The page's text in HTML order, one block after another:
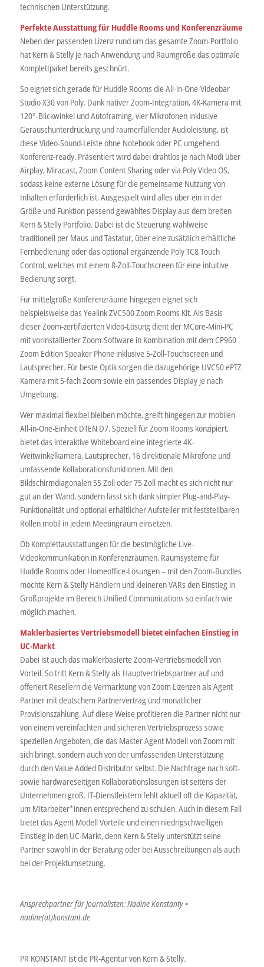
technischen Unterstützung.
Perfekte Ausstattung für Huddle Rooms und Konferenzräume
Neben der passenden Lizenz rund um das gesamte Zoom-Portfolio
hat Kern & Stelly je nach Anwendung und Raumgröße das optimale
Komplettpaket bereits geschnürt.
So eignet sich gerade für Huddle Rooms die All-in-One-Videobar
Studio X30 von Poly. Dank nativer Zoom-Integration, 4K-Kamera mit
120°-Blickwinkel und Autoframing, vier Mikrofonen inklusive
Geräuschunterdrückung und raumerfüllender Audioleistung, ist
diese Video-Sound-Leiste ohne Notebook oder PC umgehend
Konferenz-ready. Präsentiert wird dabei drahtlos je nach Modi über
Airplay, Miracast, Zoom Content Sharing oder via Poly Video OS,
sodass keine externe Lösung für die gemeinsame Nutzung von
Inhalten erforderlich ist. Ausgespielt wird alles über ein in der
Größe und Funktion passend gewähltes Display aus dem breiten
Kern & Stelly Portfolio. Dabei ist die Steuerung wahlweise
traditionell per Maus und Tastatur, über eine zusätzlich erhältliche
Fernbedienung oder das optional ergänzende Poly TC8 Touch
Control, welches mit einem 8-Zoll-Touchscreen für eine intuitive
Bedienung sorgt.
Für mittelgroße Konferenzräume hingegen eignet sich
beispielsweise das Yealink ZVC500 Zoom Rooms Kit. Als Basis
dieser Zoom-zertifizierten Video-Lösung dient der MCore-Mini-PC
mit vorinstallierter Zoom-Software in Kombination mit dem CP960
Zoom Edition Speaker Phone inklusive 5-Zoll-Touchscreen und
Lautsprecher. Für beste Optik sorgen die dazugehörige UVC50 ePTZ
Kamera mit 5-fach Zoom sowie ein passendes Display je nach
Umgebung.
Wer maximal flexibel bleiben möchte, greift hingegen zur mobilen
All-in-One-Einheit DTEN D7. Speziell für Zoom Rooms konzipiert,
bietet das interaktive Whiteboard eine integrierte 4K-
Weitwinkelkamera, Lautsprecher, 16 direktionale Mikrofone und
umfassende Kollaborationsfunktionen. Mit den
Bildschirmdiagonalen 55 Zoll oder 75 Zoll macht es sich nicht nur
gut an der Wand, sondern lässt sich dank simpler Plug-and-Play-
Funktionalität und optional erhältlicher Aufsteller mit feststellbaren
Rollen mobil in jedem Meetingraum einsetzen.
Ob Komplettausstattungen für die bestmögliche Live-
Videokommunikation in Konferenzräumen, Raumsysteme für
Huddle Rooms oder Homeoffice-Lösungen – mit den Zoom-Bundles
möchte Kern & Stelly Händlern und kleineren VARs den Einstieg in
Großprojekte im Bereich Unified Communications so einfach wie
möglich machen.
Maklerbasiertes Vertriebsmodell bietet einfachen Einstieg in
UC-Markt
Dabei ist auch das maklerbasierte Zoom-Vertriebsmodell von
Vorteil. So tritt Kern & Stelly als Hauptvertriebspartner auf und
offeriert Resellern die Vermarktung von Zoom Lizenzen als Agent
Partner mit deutschem Partnervertrag und monatlicher
Provisionszahlung. Auf diese Weise profitieren die Partner nicht nur
von einem vereinfachten und sicheren Vertriebsprozess sowie
speziellen Angeboten, die das Master Agent Modell von Zoom mit
sich bringt, sondern auch von der umfassenden Unterstützung
durch den Value Added Distributor selbst. Die Nachfrage nach soft-
sowie hardwareseitigen Kollaborationslösungen ist seitens der
Unternehmen groß. IT-Dienstleistern fehlt aktuell oft die Kapazität,
um Mitarbeiter*innen entsprechend zu schulen. Auch in diesem Fall
bietet das Agent Modell Vorteile und einen niedrigschwelligen
Einstieg in den UC-Markt, denn Kern & Stelly unterstützt seine
Partner sowohl in der Beratung oder bei Ausschreibungen als auch
bei der Projektumsetzung.
Ansprechpartner für Journalisten: Nadine Konstanty •
nadine(at)konstant.de
PR KONSTANT ist die PR-Agentur von Kern & Stelly.